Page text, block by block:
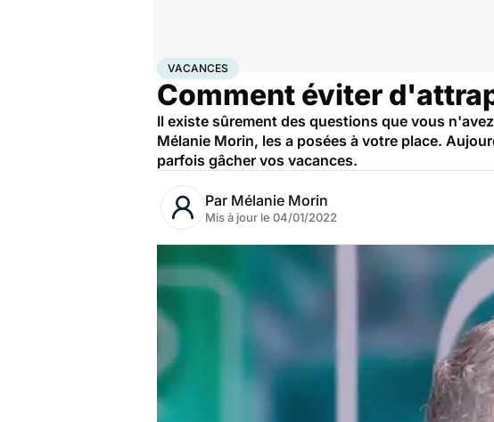
AccueilSantéVacances
VACANCES
Comment éviter
Il existe sûrement des questions que vous
Mélanie Morin, les a posées à votre place.
parfois gâcher vos vacances.
Par Mélanie Morin
Mis à jour le 04/01/2022